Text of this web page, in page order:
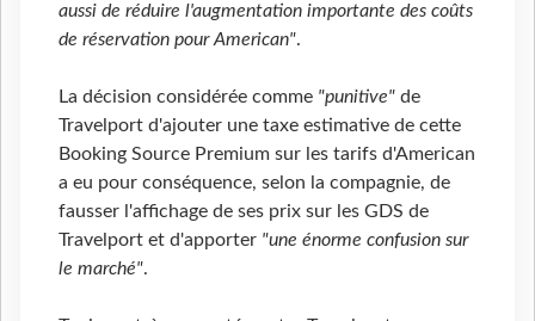
aussi de réduire l'augmentation importante des coûts
de réservation pour American".
La décision considérée comme "punitive" de
Travelport d'ajouter une taxe estimative de cette
Booking Source Premium sur les tarifs d'American
a eu pour conséquence, selon la compagnie, de
fausser l'affichage de ses prix sur les GDS de
Travelport et d'apporter "une énorme confusion sur
le marché".